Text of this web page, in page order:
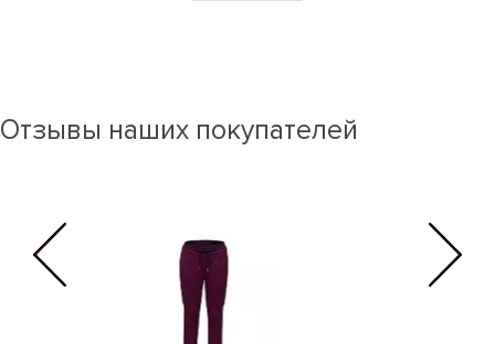
Отзывы наших покупателей